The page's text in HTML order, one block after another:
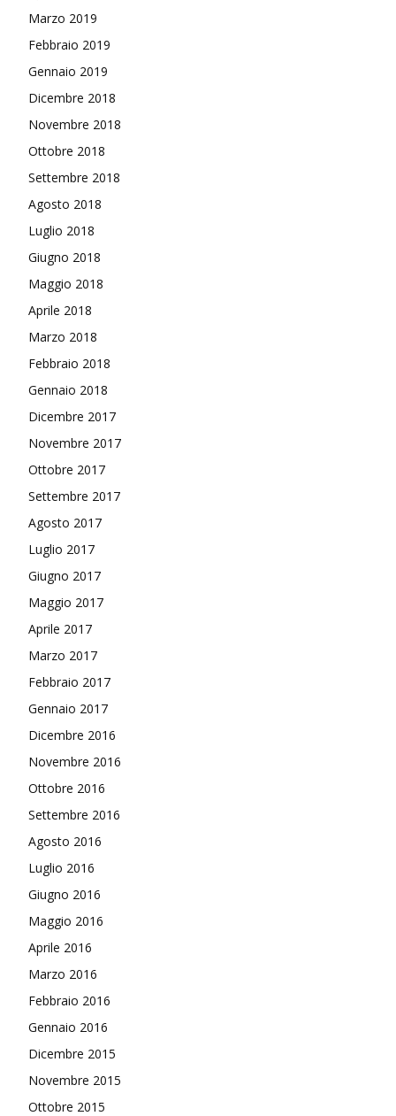
Marzo 2019
Febbraio 2019
Gennaio 2019
Dicembre 2018
Novembre 2018
Ottobre 2018
Settembre 2018
Agosto 2018
Luglio 2018
Giugno 2018
Maggio 2018
Aprile 2018
Marzo 2018
Febbraio 2018
Gennaio 2018
Dicembre 2017
Novembre 2017
Ottobre 2017
Settembre 2017
Agosto 2017
Luglio 2017
Giugno 2017
Maggio 2017
Aprile 2017
Marzo 2017
Febbraio 2017
Gennaio 2017
Dicembre 2016
Novembre 2016
Ottobre 2016
Settembre 2016
Agosto 2016
Luglio 2016
Giugno 2016
Maggio 2016
Aprile 2016
Marzo 2016
Febbraio 2016
Gennaio 2016
Dicembre 2015
Novembre 2015
Ottobre 2015